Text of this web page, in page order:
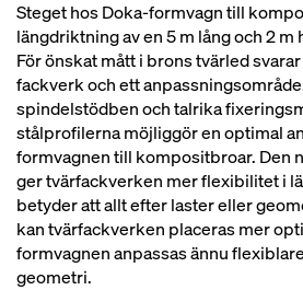
Steget hos Doka-formvagn till
längdriktning av en 5 m lång och 2 m
För önskat mått i brons tvärled
fackverk och ett
spindelstödben och talrika
stålprofilerna möjliggör en optimal
formvagnen till kompositbroar. Den
ger tvärfackverken mer flexibilitet i
betyder att allt efter laster eller
kan tvärfackverken placeras mer
formvagnen anpassas ännu
geometri.